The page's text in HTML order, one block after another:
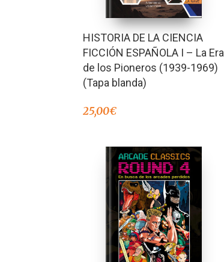
HISTORIA DE LA CIENCIA
FICCIÓN ESPAÑOLA I – La Era
de los Pioneros (1939-1969)
(Tapa blanda)
25,00€